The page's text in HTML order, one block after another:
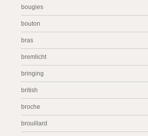
bougies
bouton
bras
bremlicht
bringing
british
broche
brouillard